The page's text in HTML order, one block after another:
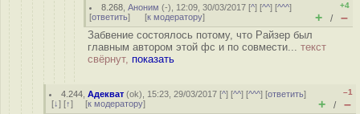
8.268 ,Аноним (-), 12:09, 30/03/2017 [^] [^^] [^^^]
[ответить] [к модератору]
+4
+ / –
Забвение состоялось потому, что Райзер был
главным автором этой фс и по совмести... текст
свёрнут, показать
4.244 ,Адекват (ok), 15:23, 29/03/2017 [^] [^^] [^^^] [ответить]
[↓] [↑] [к модератору]
–1
+ / –